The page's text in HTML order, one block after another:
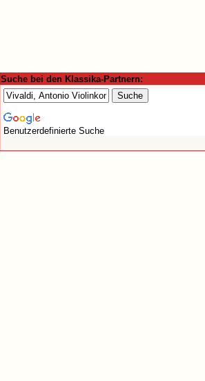
Suche bei den Klassika-Partnern:
Benutzerdefinierte Suche